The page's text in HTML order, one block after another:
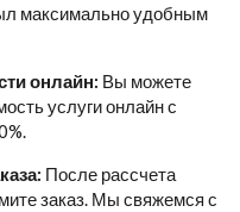
максимально удобным
онлайн: Вы можете
услуги онлайн с
После рассчета
заказ. Мы свяжемся с